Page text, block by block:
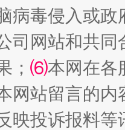
上场
病毒侵入或
司网站和共
； ⑹本网在各
网站留言的内
映投诉报料